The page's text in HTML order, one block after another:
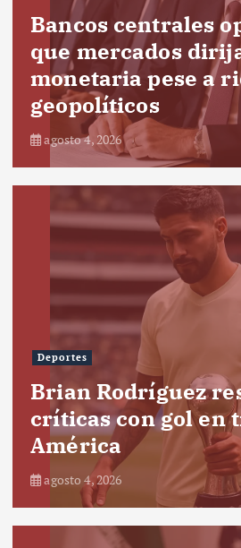
Bancos centrales
que mercados
monetaria pese a
geopolíticos
agosto 4, 2026
Deportes
Brian Rodríguez
críticas con gol en
América
agosto 4, 2026